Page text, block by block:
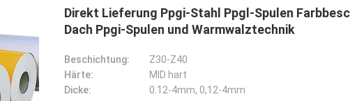
Direkt Lieferung Ppgi-Stahl Ppgl-Spulen
Dach Ppgi-Spulen und Warmwalztechnik
Beschichtung:
Z30-Z40
Härte:
MID hart
Dicke:
0.12-4mm, 0,12-4mm